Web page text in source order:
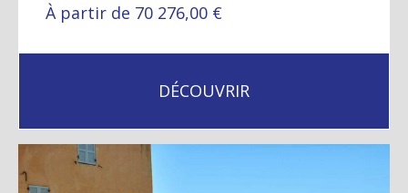
À partir de 70 276,00 €
DÉCOUVRIR